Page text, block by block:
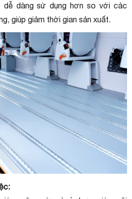
dễ dàng sử dụng hơn so với các
giúp giảm thời gian sản xuất.